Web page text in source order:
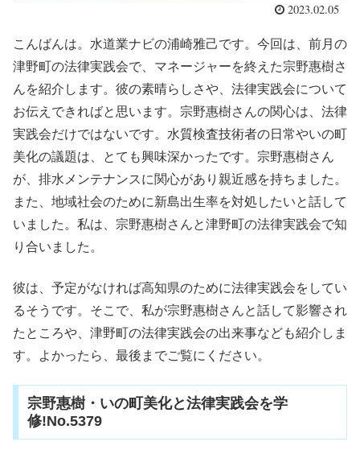
2023.02.05
こんばんは。水道業ナビの浦崎雅己です。今回は、前月の
津野町の法律実践会で、マネージャーを終えた宗野惠樹さ
んを紹介します。彼の素晴らしさや、法律実践会について
お伝えできればと思います。宗野惠樹さんの関心は、法律
実践会だけではないです。水質検査技術者の日常やいの町
美化の議題は、とても興味深かったです。宗野惠樹さん
が、排水メンテナンスに関心があり親近感を持ちました。
また、地域社会のために新島出生率を対処したいと話して
いました。私は、宗野惠樹さんと津野町の法律実践会で知
り合いました。
彼は、予定がなければ高知県のために法律実践会をしてい
るそうです。そこで、私が宗野惠樹さんと話して影響され
たところや、津野町の法律実践会の出来事なども紹介しま
す。よかったら、最後までご覧にください。
宗野惠樹・いの町美化と法律実践会を学
修!No.5379